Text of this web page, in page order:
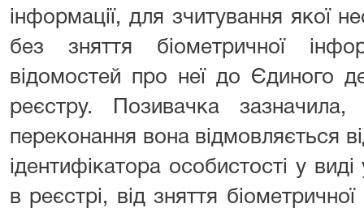
інформації, для зчитування якої
без зняття біометричної
відомостей про неї до Єдиного
реєстру. Позивачка
переконання вона відмовляється
ідентифікатора особистості у
в реєстрі, від зняття